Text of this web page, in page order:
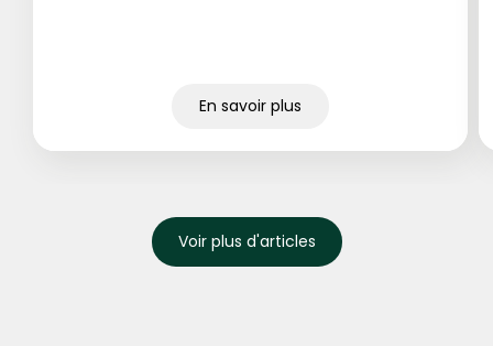
En savoir plus
Voir plus d'articles